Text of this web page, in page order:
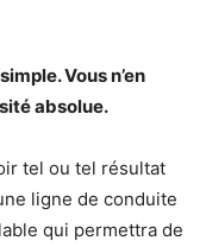
Vous n’en
absolue.
tel ou tel résultat
ligne de conduite
qui permettra de